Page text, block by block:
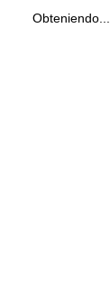
Obteniendo...